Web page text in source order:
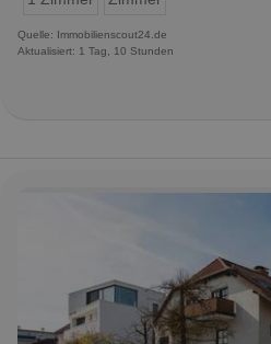
Quelle: Immobilienscout24.de
Aktualisiert: 1 Tag, 10 Stunden